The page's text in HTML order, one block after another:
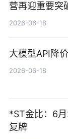
营再迎重要突
货账户完成开立
2026-06-18
大模型API降
2026-06-18
*ST金比：6
复牌